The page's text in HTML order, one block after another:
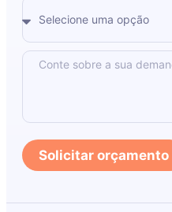
Solicitar orçamento